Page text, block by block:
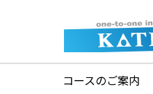
コースのご案内